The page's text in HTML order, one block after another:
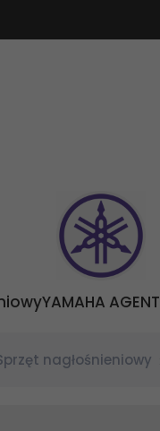
YAMAHA AGENT
nagłośnieniowy